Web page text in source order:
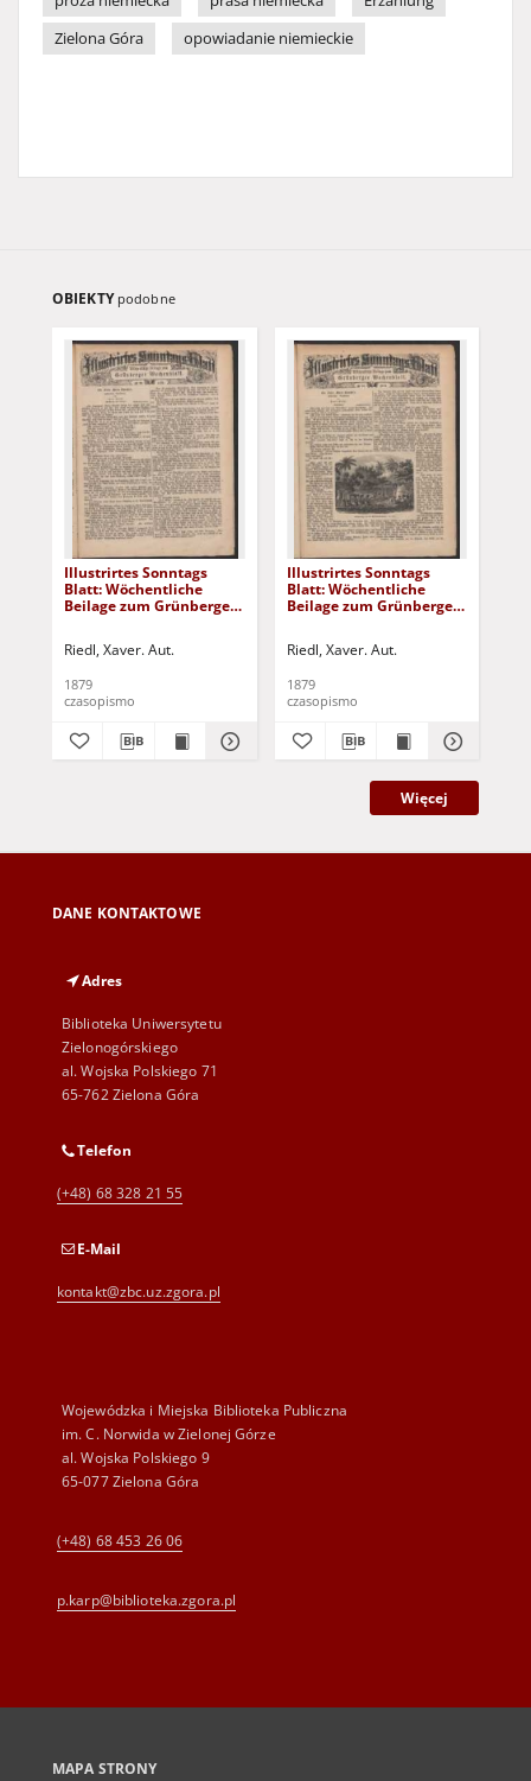
Zielona Góra
opowiadanie niemieckie
OBIEKTY podobne
Illustrirtes Sonntags
Blatt: Wöchentliche
Beilage zum Grünberger
Riedl, Xaver. Aut.
1879
czasopismo
Illustrirtes Sonntags
Blatt: Wöchentliche
Beilage zum Grünberger
Riedl, Xaver. Aut.
1879
czasopismo
Więcej
DANE KONTAKTOWE
Adres
Biblioteka Uniwersytetu
Zielonogórskiego
al. Wojska Polskiego 71
65-762 Zielona Góra
Telefon
(+48) 68 328 21 55
E-Mail
kontakt@zbc.uz.zgora.pl
Wojewódzka i Miejska Biblioteka Publiczna
im. C. Norwida w Zielonej Górze
al. Wojska Polskiego 9
65-077 Zielona Góra
(+48) 68 453 26 06
p.karp@biblioteka.zgora.pl
MAPA STRONY